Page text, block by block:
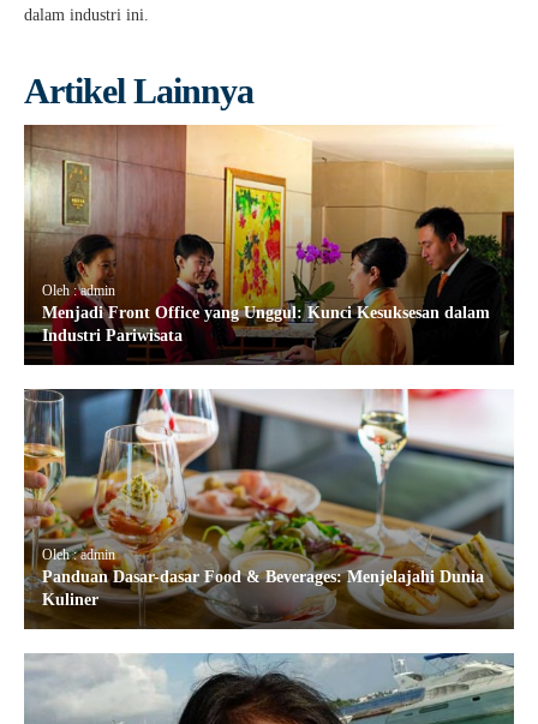
dalam industri ini.
Artikel Lainnya
Oleh : admin
Menjadi Front Office yang Unggul: Kunci Kesuksesan dalam
Industri Pariwisata
Oleh : admin
Panduan Dasar-dasar Food & Beverages: Menjelajahi Dunia
Kuliner